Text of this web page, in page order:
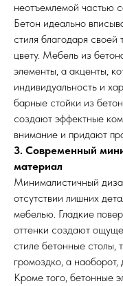
неотъемлемой частью
Бетон идеально
стиля благодаря
цвету. Мебель из
элементы, а акценты,
индивидуальность и
барные стойки из
создают эффектные
внимание и придают
3. Современный
материал
Минималистичный
отсутствии лишних
мебелью. Гладкие
оттенки создают
стиле бетонные столы,
громоздко, а наоборот,
Кроме того, бетонные